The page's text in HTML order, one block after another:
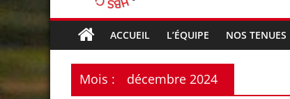
HBS
Cycling
ACCUEIL L’ÉQUIPE NOS TENUES
Mois : décembre 2024